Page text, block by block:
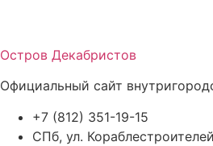
Остров Декабристов
Официальный сайт
+7 (812) 351-19-15
СПб, ул.